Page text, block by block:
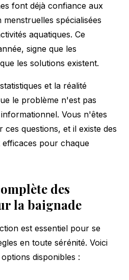
font déjà confiance aux
spécialisées
aquatiques. Ce
signe que les
les solutions existent.
et la réalité
le problème n'est pas
Vous n'êtes
ces questions, et il existe des
pour chaque
des
la baignade
est essentiel pour se
en toute sérénité. Voici
disponibles :